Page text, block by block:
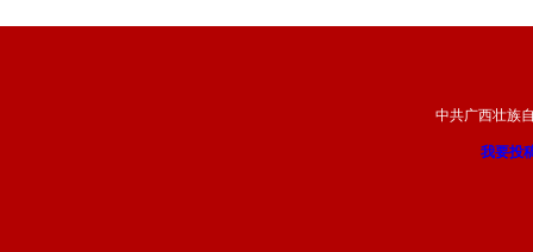
中共广西壮族
我要投